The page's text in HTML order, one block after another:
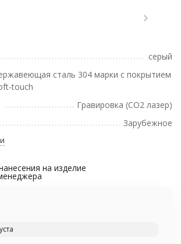
серый
cталь 304 марки с покрытием
touch
Гравировка (CO2 лазер)
Зарубежное
на изделие